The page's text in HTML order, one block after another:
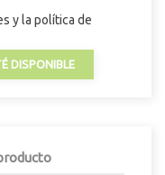
y la política de
DISPONIBLE